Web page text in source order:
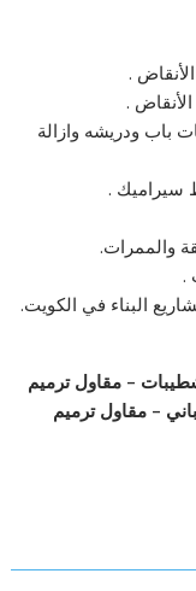
باب ودريشه وازالة
– مقاول ترميم
– مقاول ترميم